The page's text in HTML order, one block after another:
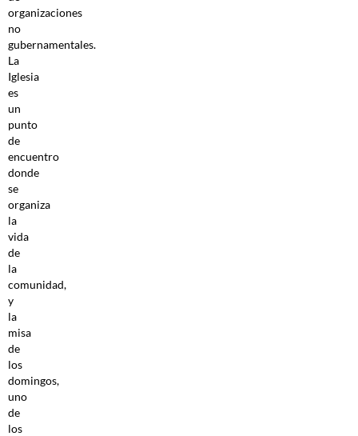
organizaciones
no
gubernamentales.
La
Iglesia
es
un
punto
de
encuentro
donde
se
organiza
la
vida
de
la
comunidad,
y
la
misa
de
los
domingos,
uno
de
los